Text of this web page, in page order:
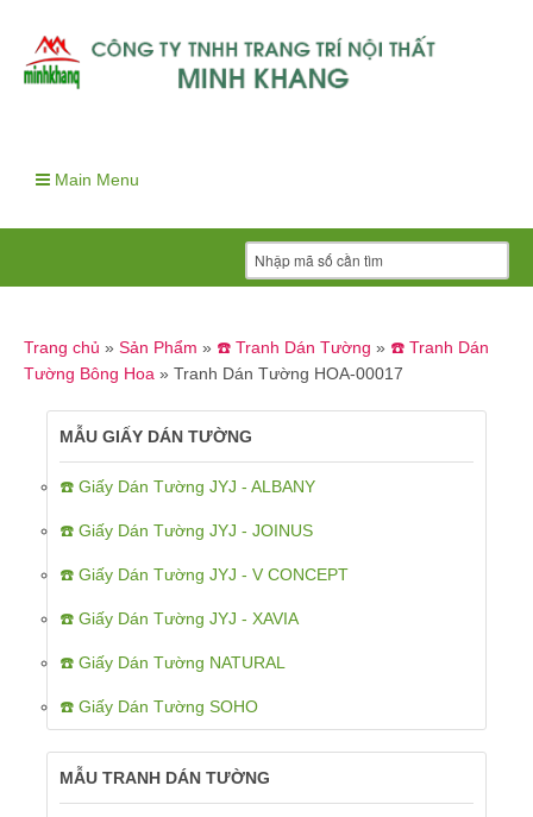
Main Menu
Trang chủ » Sản Phẩm » ☎️ Tranh Dán Tường » ☎️ Tranh Dán
Tường Bông Hoa » Tranh Dán Tường HOA-00017
MẪU GIẤY DÁN TƯỜNG
☎️ Giấy Dán Tường JYJ - ALBANY
☎️ Giấy Dán Tường JYJ - JOINUS
☎️ Giấy Dán Tường JYJ - V CONCEPT
☎️ Giấy Dán Tường JYJ - XAVIA
☎️ Giấy Dán Tường NATURAL
☎️ Giấy Dán Tường SOHO
MẪU TRANH DÁN TƯỜNG